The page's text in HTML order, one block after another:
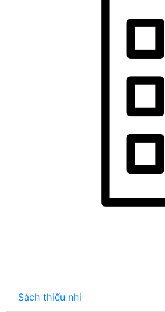
Sách thiếu nhi